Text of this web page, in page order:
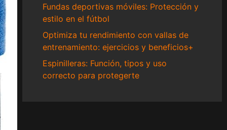
Fundas deportivas móviles: Protección y
estilo en el fútbol
Optimiza tu rendimiento con vallas de
entrenamiento: ejercicios y beneficios+
Espinilleras: Función, tipos y uso
correcto para protegerte